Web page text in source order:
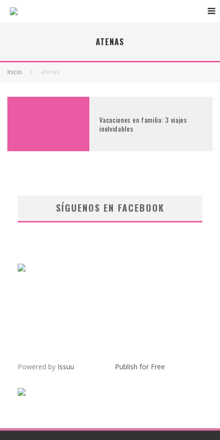
ATENAS
Inicio atenas
Vacaciones en familia: 3 viajes
inolvidables
SÍGUENOS EN FACEBOOK
Powered by Issuu Publish for Free